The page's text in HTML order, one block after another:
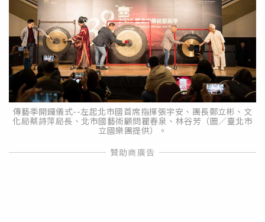
傳藝季開鑼儀式--左起北市國首席指揮張宇安、團長鄭立彬、文
化局蔡詩萍局長、北市國藝術顧問瞿春泉、林谷芳（圖／臺北市
立國樂團提供）。